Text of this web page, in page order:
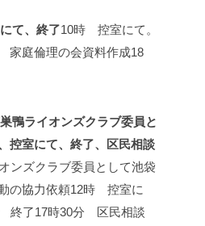
て、終了10時 控室にて。
庭倫理の会資料作成18
鴨ライオンズクラブ委員と
控室にて、終了、区民相談
ンズクラブ委員として池袋
の協力依頼12時 控室に
終了17時30分 区民相談